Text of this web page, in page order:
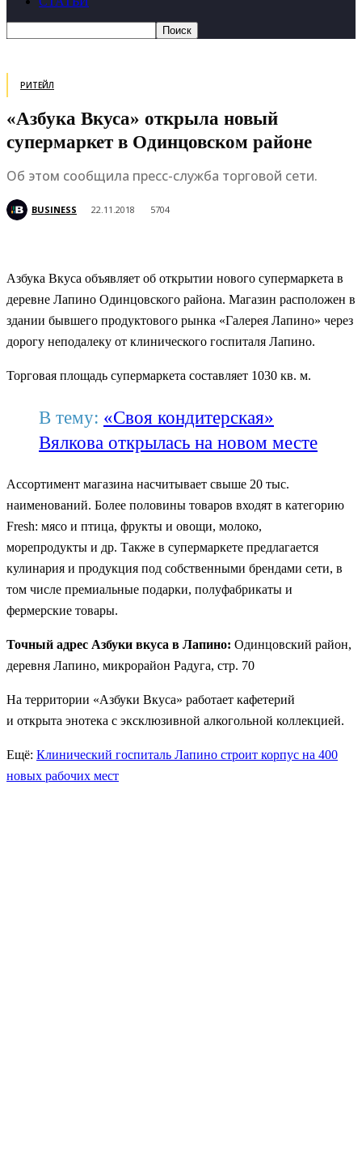
РИТЕЙЛ
«Азбука Вкуса» открыла новый
супермаркет в Одинцовском районе
Об этом сообщила пресс-служба торговой сети.
BUSINESS 22.11.2018 5704
Азбука Вкуса объявляет об открытии нового супермаркета в
деревне Лапино Одинцовского района. Магазин расположен в
здании бывшего продуктового рынка «Галерея Лапино» через
дорогу неподалеку от клинического госпиталя Лапино.
Торговая площадь супермаркета составляет 1030 кв. м.
В тему: «Своя кондитерская»
Вялкова открылась на новом месте
Ассортимент магазина насчитывает свыше 20 тыс.
наименований. Более половины товаров входят в категорию
Fresh: мясо и птица, фрукты и овощи, молоко,
морепродукты и др. Также в супермаркете предлагается
кулинария и продукция под собственными брендами сети, в
том числе премиальные подарки, полуфабрикаты и
фермерские товары.
Точный адрес Азбуки вкуса в Лапино: Одинцовский район,
деревня Лапино, микрорайон Радуга, стр. 70
На территории «Азбуки Вкуса» работает кафетерий
и открыта энотека с эксклюзивной алкогольной коллекцией.
Ещё: Клинический госпиталь Лапино строит корпус на 400
новых рабочих мест